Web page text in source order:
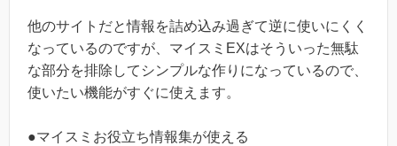
他のサイトだと情報を詰め込み過ぎて逆に使いにくく
なっているのですが、マイスミEXはそういった無駄
な部分を排除してシンプルな作りになっているので、
使いたい機能がすぐに使えます。
●マイスミお役立ち情報集が使える